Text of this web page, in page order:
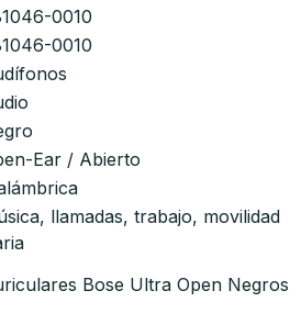
0010
0010
Ear / Abierto
llamadas, trabajo, movilidad
Bose Ultra Open Negros